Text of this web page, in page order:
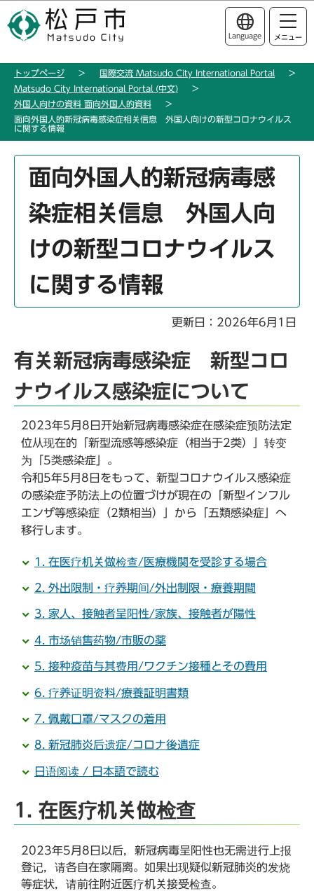
の
ー
このページの本文へ移動
Language メニュー
トップページ
国際交流 Matsudo City International Portal
Matsudo City International Portal (中文)
外国人向けの資料 面向外国人的資料
面向外国人的新冠病毒感染症相关信息 外国人向けの新型コロナウイルス
に関する情報
面向外国人的新冠病毒感
染症相关信息 外国人向
けの新型コロナウイルス
に関する情報
更新日：2026年6月1日
有关新冠病毒感染症 新型コロ
ナウイルス感染症について
2023年5月8日开始新冠病毒感染症在感染症预防法定
位从现在的「新型流感等感染症（相当于2类）」转变
为「5类感染症」。
令和5年5月8日をもって、新型コロナウイルス感染症
の感染症予防法上の位置づけが現在の「新型インフル
エンザ等感染症（2類相当）」から「五類感染症」へ
移行します。
1. 在医疗机关做检查/医療機関を受診する場合
2. 外出限制・疗养期间/外出制限・療養期間
3. 家人、接触者呈阳性/家族、接触者が陽性
4. 市场销售药物/市販の薬
5. 接种疫苗与其费用/ワクチン接種とその費用
6. 疗养证明资料/療養証明書類
7. 佩戴口罩/マスクの着用
8. 新冠肺炎后遗症/コロナ後遺症
日语阅读 / 日本語で読む
1. 在医疗机关做检查
2023年5月8日以后，新冠病毒呈阳性也无需进行上报
登记，请各自在家隔离。如果出现疑似新冠肺炎的发烧
等症状，请前往附近医疗机关接受检查。